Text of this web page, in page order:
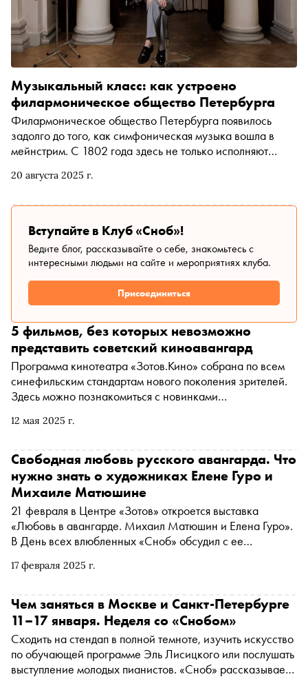
Махмудович, и его коллеги. Теперь же Фонд носит имя
самого Галеева. «Сноб» поговорил с Анастасией
Максимовой — директором Фонда «Галеев-Прометей»
о том, каким он был в жизни, чем увлекался и кто его
окружал
20 августа 2025 г.
Музыкальный класс: как устроено
филармоническое общество Петербурга
Филармоническое общество Петербурга появилось
задолго до того, как симфоническая музыка вошла в
мейнстрим. С 1802 года здесь не только исполняют
публики. В летнем номере «Сноба» — рассказ о том, как
России
Вступайте в Клуб «Сноб»!
Ведите блог, рассказывайте о себе, знакомьтесь с
интересными людьми на сайте и мероприятиях клуба.
Присоединиться
12 мая 2025 г.
5 фильмов, без которых невозможно
представить советский киноавангард
Программа кинотеатра «Зотов.Кино» собрана по всем
синефильским стандартам нового поколения зрителей.
Здесь можно познакомиться с новинками
классикой мирового кинематографа. Особое место
авангардного искусства в Центре и расширяющие
представление о культурном ландшафте прошлого
столетия. Усиливают впечатление от киносеансов
оригинальные форматы — фильмы, созданные до эпохи
звукового кино, здесь можно посмотреть с живой
озвучкой пианистов-таперов или в сопровождении
современной экспериментальной электроники. В
подборке — пять кинолент, выбранных куратором
прошлого столетия
17 февраля 2025 г.
Свободная любовь русского авангарда. Что
нужно знать о художниках Елене Гуро и
Михаиле Матюшине
21 февраля в Центре «Зотов» откроется выставка
«Любовь в авангарде. Михаил Матюшин и Елена Гуро».
В День всех влюбленных «Сноб» обсудил с ее
«возглавили» авангард, как он менял представления о
как таковое, из-за чего сексуальная революция
захлебнулась при Сталине, какие фантазии о мертвом
сыне преследовали Елену Гуро, зачем обычные
художники превращаются в трансмедиальных и когда им
это вредит
Чем заняться в Москве и Санкт-Петербурге
11–17 января. Неделя со «Снобом»
Сходить на стендап в полной темноте, изучить искусство
по обучающей программе Эль Лисицкого или послушать
выступление молодых пианистов. «Сноб» рассказывает,